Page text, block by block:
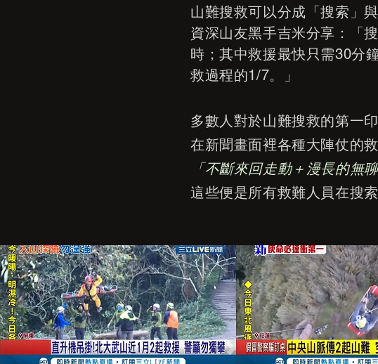
山難搜救可以分成「搜索」與
資深山友黑手吉米分享：「
時；其中救援最快只需30分
救過程的1/7。」
多數人對於山難搜救的第一
在新聞畫面裡各種大陣仗的
「不斷來回走動＋漫長的無
這些便是所有救難人員在搜